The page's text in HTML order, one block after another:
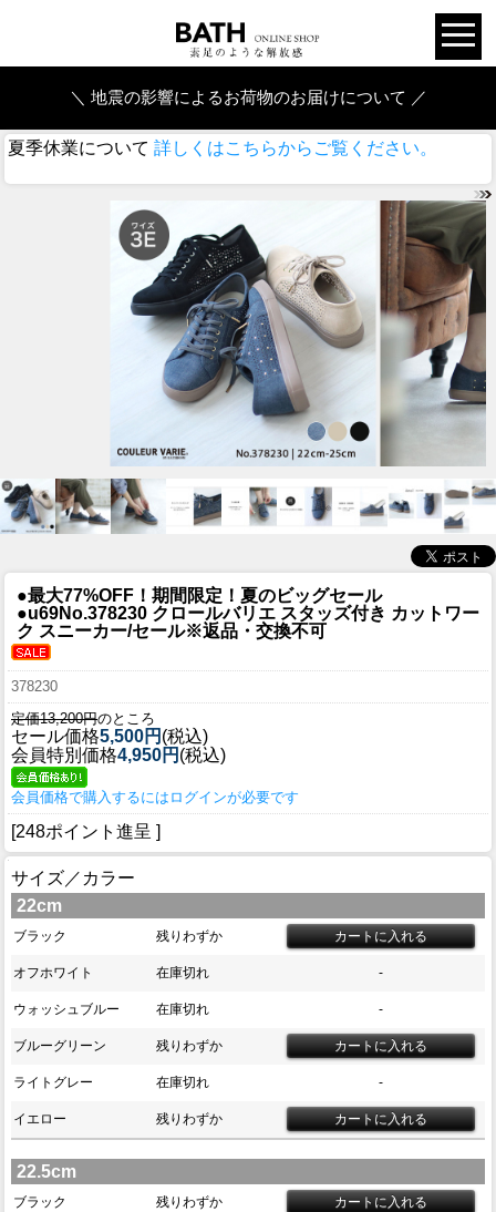
＼ 地震の影響によるお荷物のお届けについて ／
夏季休業について 詳しくはこちらからご覧ください。
●最大77%OFF！期間限定！夏のビッグセール
●u69No.378230 クロールバリエ スタッズ付き カットワー
ク スニーカー/セール※返品・交換不可
378230
定価13,200円のところ
セール価格5,500円 (税込)
会員特別価格4,950円 (税込)
会員価格で購入するにはログインが必要です
[248ポイント進呈 ]
サイズ／カラー
22cm
ブラック 残りわずか
オフホワイト 在庫切れ -
ウォッシュブルー 在庫切れ -
ブルーグリーン 残りわずか
ライトグレー 在庫切れ -
イエロー 残りわずか
22.5cm
ブラック 残りわずか